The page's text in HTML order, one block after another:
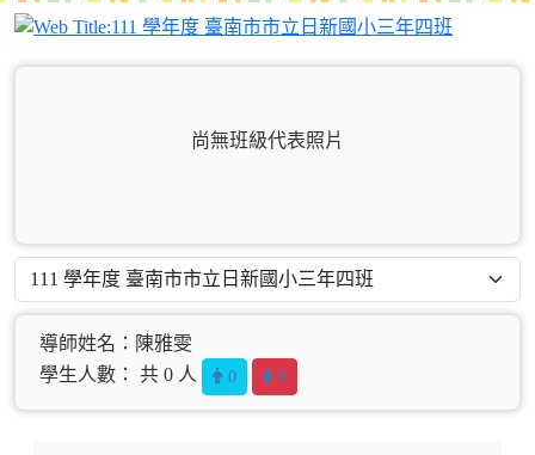
尚無班級代表照片
導師姓名：陳雅雯
學生人數： 共 0 人
0 0